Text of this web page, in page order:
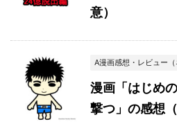
意）
A漫画感想・レビュー（
漫画「はじめ
撃つ」の感想